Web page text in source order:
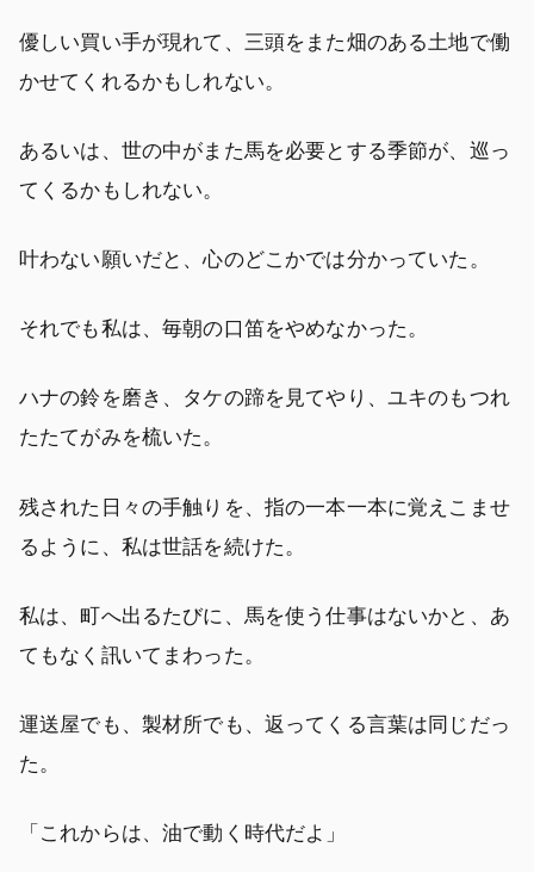
優しい買い手が現れて、三頭をまた畑のある土地で働
かせてくれるかもしれない。
あるいは、世の中がまた馬を必要とする季節が、巡っ
てくるかもしれない。
叶わない願いだと、心のどこかでは分かっていた。
それでも私は、毎朝の口笛をやめなかった。
ハナの鈴を磨き、タケの蹄を見てやり、ユキのもつれ
たたてがみを梳いた。
残された日々の手触りを、指の一本一本に覚えこませ
るように、私は世話を続けた。
私は、町へ出るたびに、馬を使う仕事はないかと、あ
てもなく訊いてまわった。
運送屋でも、製材所でも、返ってくる言葉は同じだっ
た。
「これからは、油で動く時代だよ」